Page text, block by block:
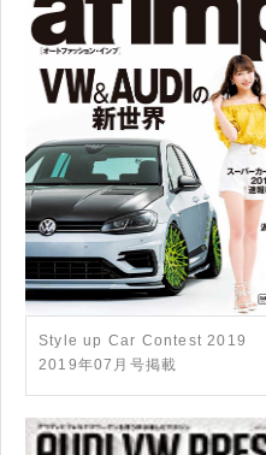
Style up Car Contest 2019
2019年07月号掲載